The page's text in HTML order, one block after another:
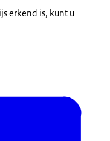
erkend is, kunt u